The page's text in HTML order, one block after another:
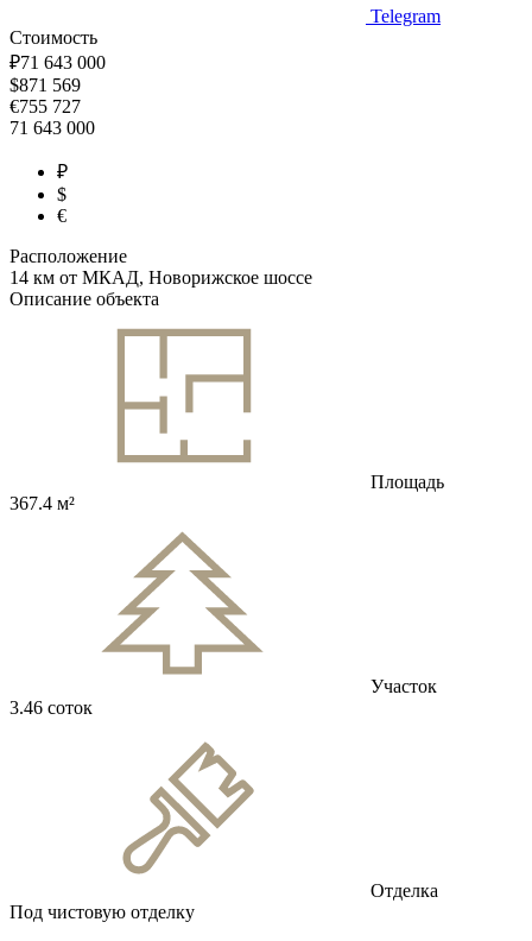
Telegram
Стоимость
₽71 643 000
$871 569
€755 727
71 643 000
₽
$
€
Расположение
14 км от МКАД, Новорижское шоссе
Описание объекта
Площадь
367.4 м²
Участок
3.46 соток
Отделка
Под чистовую отделку